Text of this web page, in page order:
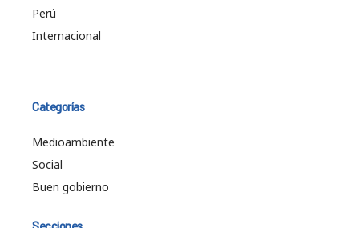
Perú
Internacional
Categorías
Medioambiente
Social
Buen gobierno